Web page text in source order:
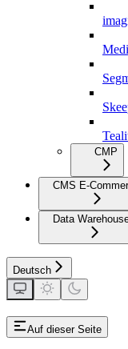
CMP
CMS E-
Data
Deutsch
Auf dieser Seite